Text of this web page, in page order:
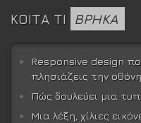
ΚΟΙΤΑ ΤΙ ΒΡΗΚΑ
Responsive design
πλησιάζεις την
Πώς δουλεύει μια
Μια λέξη, χίλιες